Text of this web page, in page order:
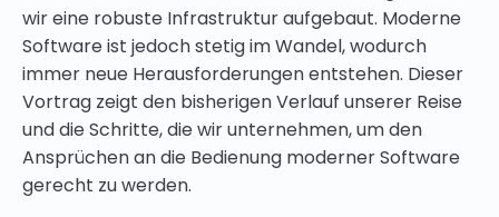
wir eine robuste Infrastruktur aufgebaut. Moderne
Software ist jedoch stetig im Wandel, wodurch
immer neue Herausforderungen entstehen. Dieser
Vortrag zeigt den bisherigen Verlauf unserer Reise
und die Schritte, die wir unternehmen, um den
Ansprüchen an die Bedienung moderner Software
gerecht zu werden.